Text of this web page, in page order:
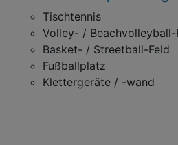
Tischtennis
Volley- / Beachvolleyball-
Basket- / Streetball-Feld
Fußballplatz
Klettergeräte / -wand